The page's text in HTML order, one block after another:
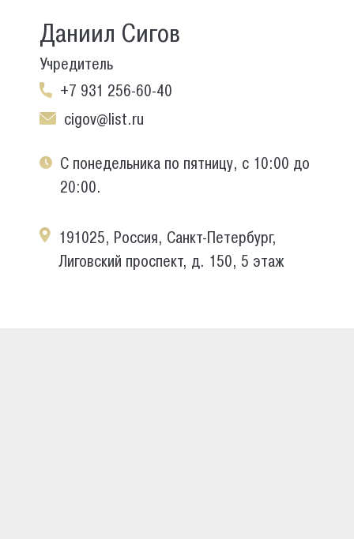
Даниил Сигов
Учредитель
+7 931 256-60-40
cigov@list.ru
С понедельника по пятницу, с 10:00 до
20:00.
191025, Россия, Санкт-Петербург,
Лиговский проспект, д. 150, 5 этаж